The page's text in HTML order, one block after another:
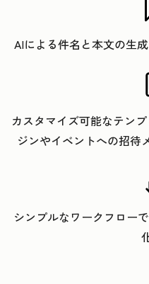
AIによる件名と本文の生
カスタマイズ可能なテン
ジンやイベントへの招待
シンプルなワークフロー